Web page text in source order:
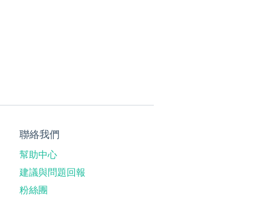
聯絡我們
幫助中心
建議與問題回報
粉絲團